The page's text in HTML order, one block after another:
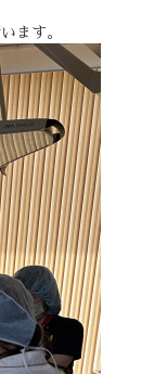
ます。